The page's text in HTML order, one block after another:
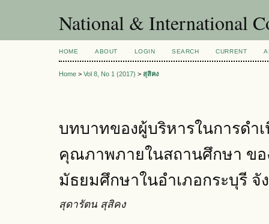
National & International
HOME ABOUT LOGIN SEARCH CURRENT
Home > Vol 8, No 1 (2017) > สุสิคง
บทบาทของผู้บริหารในการดำ
คุณภาพภายในสถานศึกษา ขอ
มัธยมศึกษาในอำเภอกระบุรี จั
สุดารัตน สุสิคง